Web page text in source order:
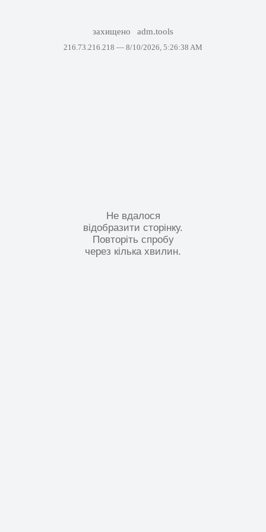
захищено adm.tools
216.73.216.218 — 8/10/2026, 5:26:38 AM
Не вдалося
відобразити сторінку.
Повторіть спробу
через кілька хвилин.